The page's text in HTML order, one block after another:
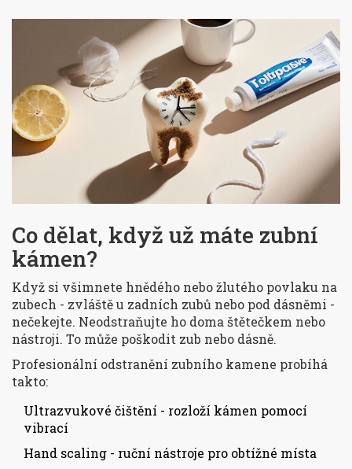
Co dělat, když už máte zubní
kámen?
Když si všimnete hnědého nebo žlutého povlaku na
zubech - zvláště u zadních zubů nebo pod dásněmi -
nečekejte. Neodstraňujte ho doma štětečkem nebo
nástroji. To může poškodit zub nebo dásně.
Profesionální odstranění zubního kamene probíhá
takto:
Ultrazvukové čištění - rozloží kámen pomocí
vibrací
Hand scaling - ruční nástroje pro obtížné místa